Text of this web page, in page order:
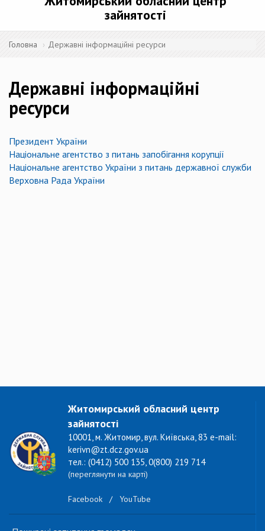
зайнятості
Головна Державні інформаційні ресурси
Державні інформаційні
ресурси
Президент України
Національне агентство з питань запобігання корупції
Національне агентство України з питань державної служби
Верховна Рада України
Житомирський обласний центр
зайнятості
10001, м. Житомир, вул. Київська, 83 e-mail:
kerivn@zt.dcz.gov.ua
тел.: (0412) 500 135, 0(800) 219 714
(переглянути на карті)
Facebook / YouTube